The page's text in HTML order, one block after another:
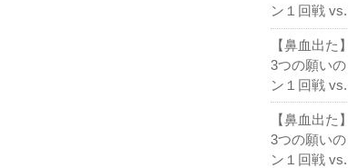
ン１回戦
【鼻血出た
3つの願い
ン１回戦
【鼻血出た
3つの願い
ン１回戦